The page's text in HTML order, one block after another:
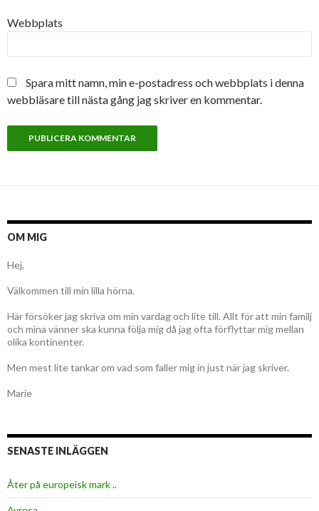
Webbplats
Spara mitt namn, min e-postadress och webbplats i denna
webbläsare till nästa gång jag skriver en kommentar.
OM MIG
Hej,
Välkommen till min lilla hörna.
Här försöker jag skriva om min vardag och lite till. Allt för att min familj
och mina vänner ska kunna följa mig då jag ofta förflyttar mig mellan
olika kontinenter.
Men mest lite tankar om vad som faller mig in just när jag skriver.
Marie
SENASTE INLÄGGEN
Åter på europeisk mark ..